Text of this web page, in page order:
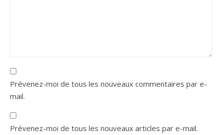
Prévenez-moi de tous les nouveaux commentaires par e-
mail.
Prévenez-moi de tous les nouveaux articles par e-mail.